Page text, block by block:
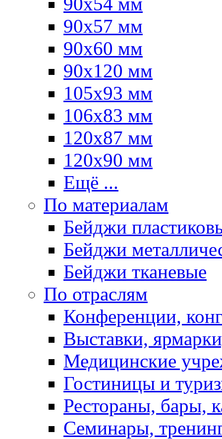
90х57 мм
90х60 мм
90х120 мм
105х93 мм
106х83 мм
120х87 мм
120х90 мм
Ещё ...
По материалам
Бейджи
Бейджи
Бейджи тканевые
По отраслям
Конференции,
Выставки,
Медицинские
Гостиницы и
Рестораны, бары,
Семинары,